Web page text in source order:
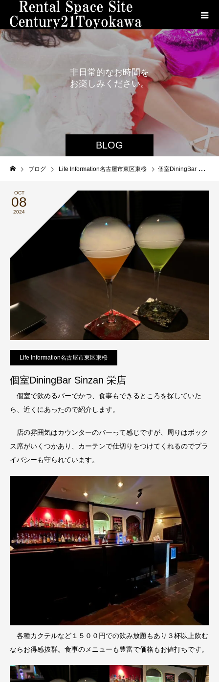
BLOG
非 日 常的なお時間を
お楽 しみ く ださい。
ブログ Life Information名古屋市東区東桜 個室DiningBar Sinzan 栄店
OCT
08
2024
Life Information名古屋市東区東桜
個室DiningBar Sinzan 栄店
個室で飲めるバーでかつ、食事もできるところを探していた
ら、近くにあったので紹介します。
店の雰囲気はカウンターのバーって感じですが、周りはボック
ス席がいくつかあり、カーテンで仕切りをつけてくれるのでプラ
イバシーも守られています。
各種カクテルなど１５００円での飲み放題もあり３杯以上飲む
ならお得感抜群。食事のメニューも豊富で価格もお値打ちです。